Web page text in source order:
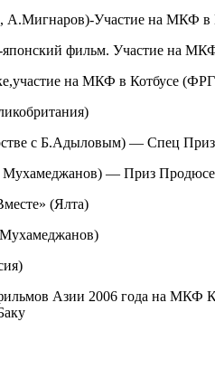
А.Мигнаров)-Участие на МКФ в
фильм. Участие на
на МКФ в Котбусе
с Б.Адыловым) — Спец
Мухамеджанов) — Приз
(Ялта)
Азии 2006 года на